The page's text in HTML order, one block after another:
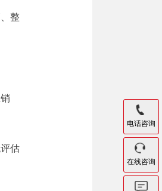
整
估
电话咨询
在线咨询